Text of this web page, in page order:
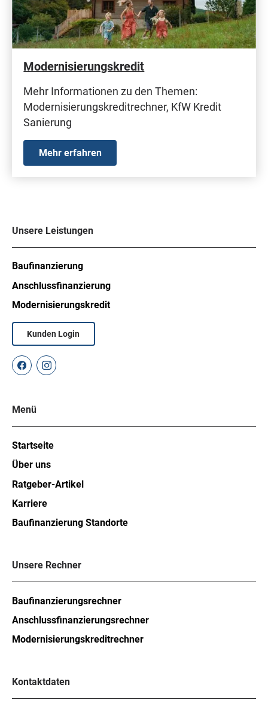
Modernisierungskredit
Mehr Informationen zu den Themen:
Modernisierungskreditrechner, KfW Kredit
Sanierung
Mehr erfahren
Unsere Leistungen
Baufinanzierung
Anschlussfinanzierung
Modernisierungskredit
Kunden Login
Menü
Startseite
Über uns
Ratgeber-Artikel
Karriere
Baufinanzierung Standorte
Unsere Rechner
Baufinanzierungsrechner
Anschlussfinanzierungsrechner
Modernisierungskreditrechner
Kontaktdaten